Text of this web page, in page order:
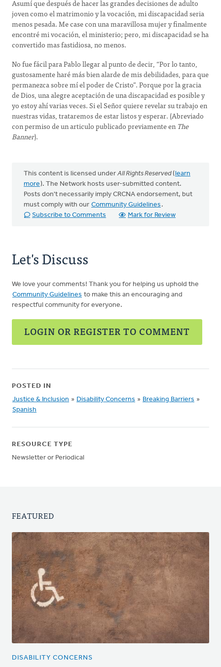
Asumí que después de hacer las grandes decisiones de adulto
joven como el matrimonio y la vocación, mi discapacidad seria
menos pesada. Me case con una maravillosa mujer y finalmente
encontré mi vocación, el ministerio; pero, mi discapacidad se ha
convertido mas fastidiosa, no menos.
No fue fácil para Pablo llegar al punto de decir, “Por lo tanto,
gustosamente haré más bien alarde de mis debilidades, para que
permanezca sobre mí el poder de Cristo”. Porque por la gracia
de Dios, una alegre aceptación de una discapacidad es posible y
yo estoy ahí varias veces. Si el Señor quiere revelar su trabajo en
nuestras vidas, trataremos de estar listos y esperar. (Abreviado
con permiso de un articulo publicado previamente enThe
Banner).
This content is licensed under All Rights Reserved(learn
more). The Network hosts user-submitted content.
Posts don't necessarily imply CRCNA endorsement, but
must comply with our Community Guidelines .
Subscribe to Comments
Mark for Review
Let's Discuss
We love your comments! Thank you for helping us uphold the
Community Guidelines to make this an encouraging and
respectful community for everyone.
LOGIN OR REGISTER TO COMMENT
POSTED IN
Justice & Inclusion » Disability Concerns » Breaking Barriers »
Spanish
RESOURCE TYPE
Newsletter or Periodical
FEATURED
DISABILITY CONCERNS